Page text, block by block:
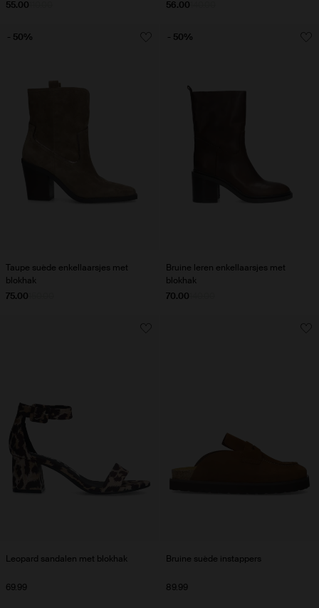
55.00 56.00
Taupe suède enkellaarsjes met
blokhak
75.00
- 50%
Bruine leren enkellaarsjes met
blokhak
70.00
- 50%
Leopard sandalen met blokhak
69.99
Bruine suède instappers
89.99